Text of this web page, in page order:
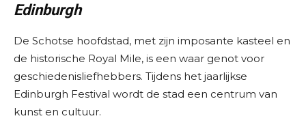
Edinburgh
De Schotse hoofdstad, met zijn imposante kasteel en
de historische Royal Mile, is een waar genot voor
geschiedenisliefhebbers. Tijdens het jaarlijkse
Edinburgh Festival wordt de stad een centrum van
kunst en cultuur.